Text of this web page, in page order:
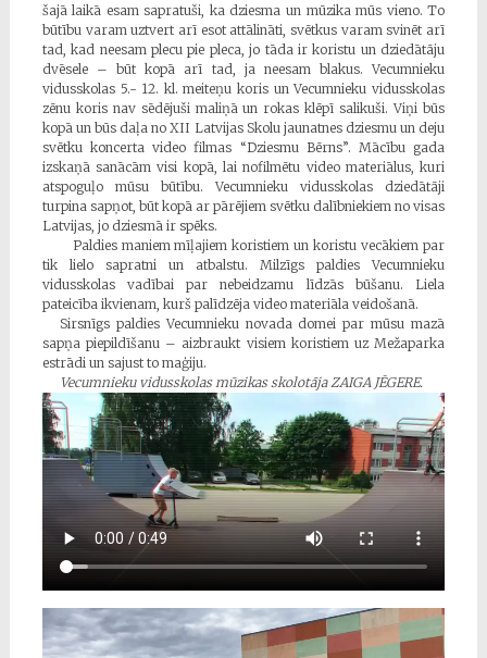
šajā laikā esam sapratuši, ka dziesma un mūzika mūs vieno. To
būtību varam uztvert arī esot attālināti, svētkus varam svinēt arī
tad, kad neesam plecu pie pleca, jo tāda ir koristu un dziedātāju
dvēsele – būt kopā arī tad, ja neesam blakus. Vecumnieku
vidusskolas 5.- 12. kl. meiteņu koris un Vecumnieku vidusskolas
zēnu koris nav sēdējuši maliņā un rokas klēpī salikuši. Viņi būs
kopā un būs daļa no XII Latvijas Skolu jaunatnes dziesmu un deju
svētku koncerta video filmas “Dziesmu Bērns”. Mācību gada
izskaņā sanācām visi kopā, lai nofilmētu video materiālus, kuri
atspoguļo mūsu būtību. Vecumnieku vidusskolas dziedātāji
turpina sapņot, būt kopā ar pārējiem svētku dalībniekiem no visas
Latvijas, jo dziesmā ir spēks.
Paldies maniem mīļajiem koristiem un koristu vecākiem par
tik lielo sapratni un atbalstu. Milzīgs paldies Vecumnieku
vidusskolas vadībai par nebeidzamu līdzās būšanu. Liela
pateicība ikvienam, kurš palīdzēja video materiāla veidošanā.
Sirsnīgs paldies Vecumnieku novada domei par mūsu mazā
sapņa piepildīšanu – aizbraukt visiem koristiem uz Mežaparka
estrādi un sajust to maģiju.
Vecumnieku vidusskolas mūzikas skolotāja ZAIGA JĒGERE.